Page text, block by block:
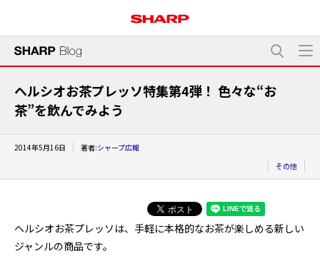
ヘルシオお茶プレッソ特集第4弾！ 色々な“お
茶”を飲んでみよう
2014年5月16日 著者:シャープ広報
その他
ヘルシオお茶プレッソは、手軽に本格的なお茶が楽しめる新しい
ジャンルの商品です。